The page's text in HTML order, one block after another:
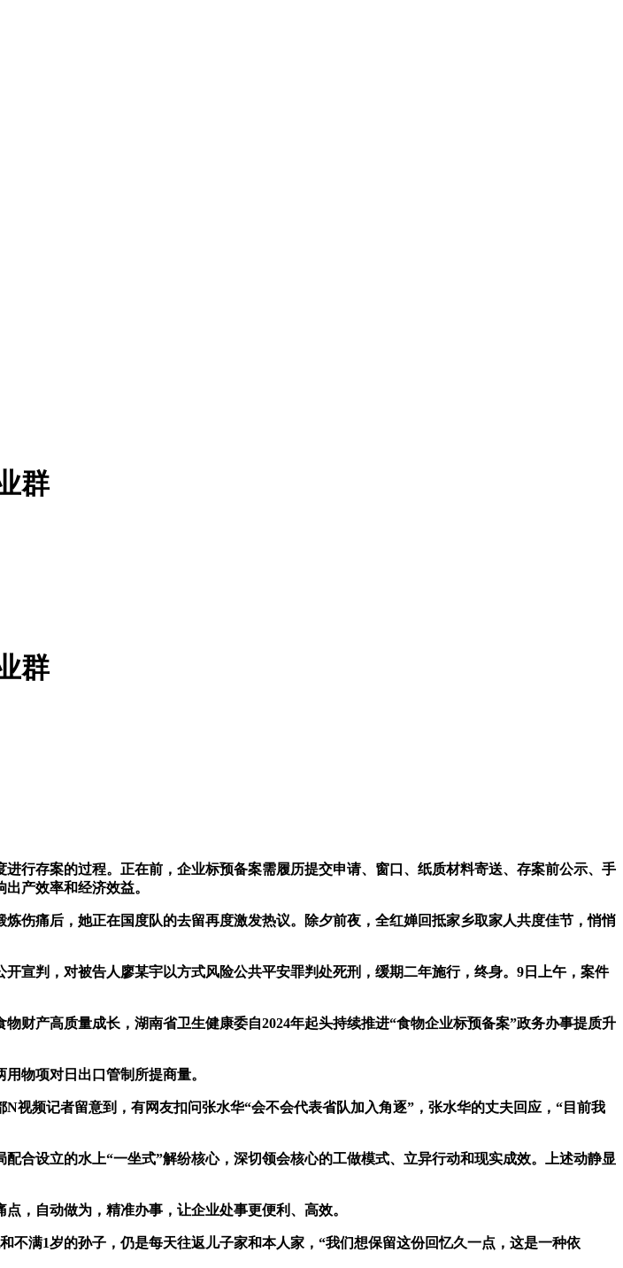
群
群
存案的过程。正在前，企业标预备案需履历提交申请、窗口、纸质材料寄送、存案前公示、手
产效率和经济效益。
痛后，她正在国度队的去留再度激发热议。除夕前夜，全红婵回抵家乡取家人共度佳节，悄悄
判，对被告人廖某宇以方式风险公共平安罪判处死刑，缓期二年施行，终身。9日上午，案件
产高质量成长，湖南省卫生健康委自2024年起头持续推进“食物企业标预备案”政务办事提质升
物项对日出口管制所提商量。
频记者留意到，有网友扣问张水华“会不会代表省队加入角逐”，张水华的丈夫回应，“目前我
设立的水上“一坐式”解纷核心，深切领会核心的工做模式、立异行动和现实成效。上述动静显
自动做为，精准办事，让企业处事更便利、高效。
满1岁的孙子，仍是每天往返儿子家和本人家，“我们想保留这份回忆久一点，这是一种依